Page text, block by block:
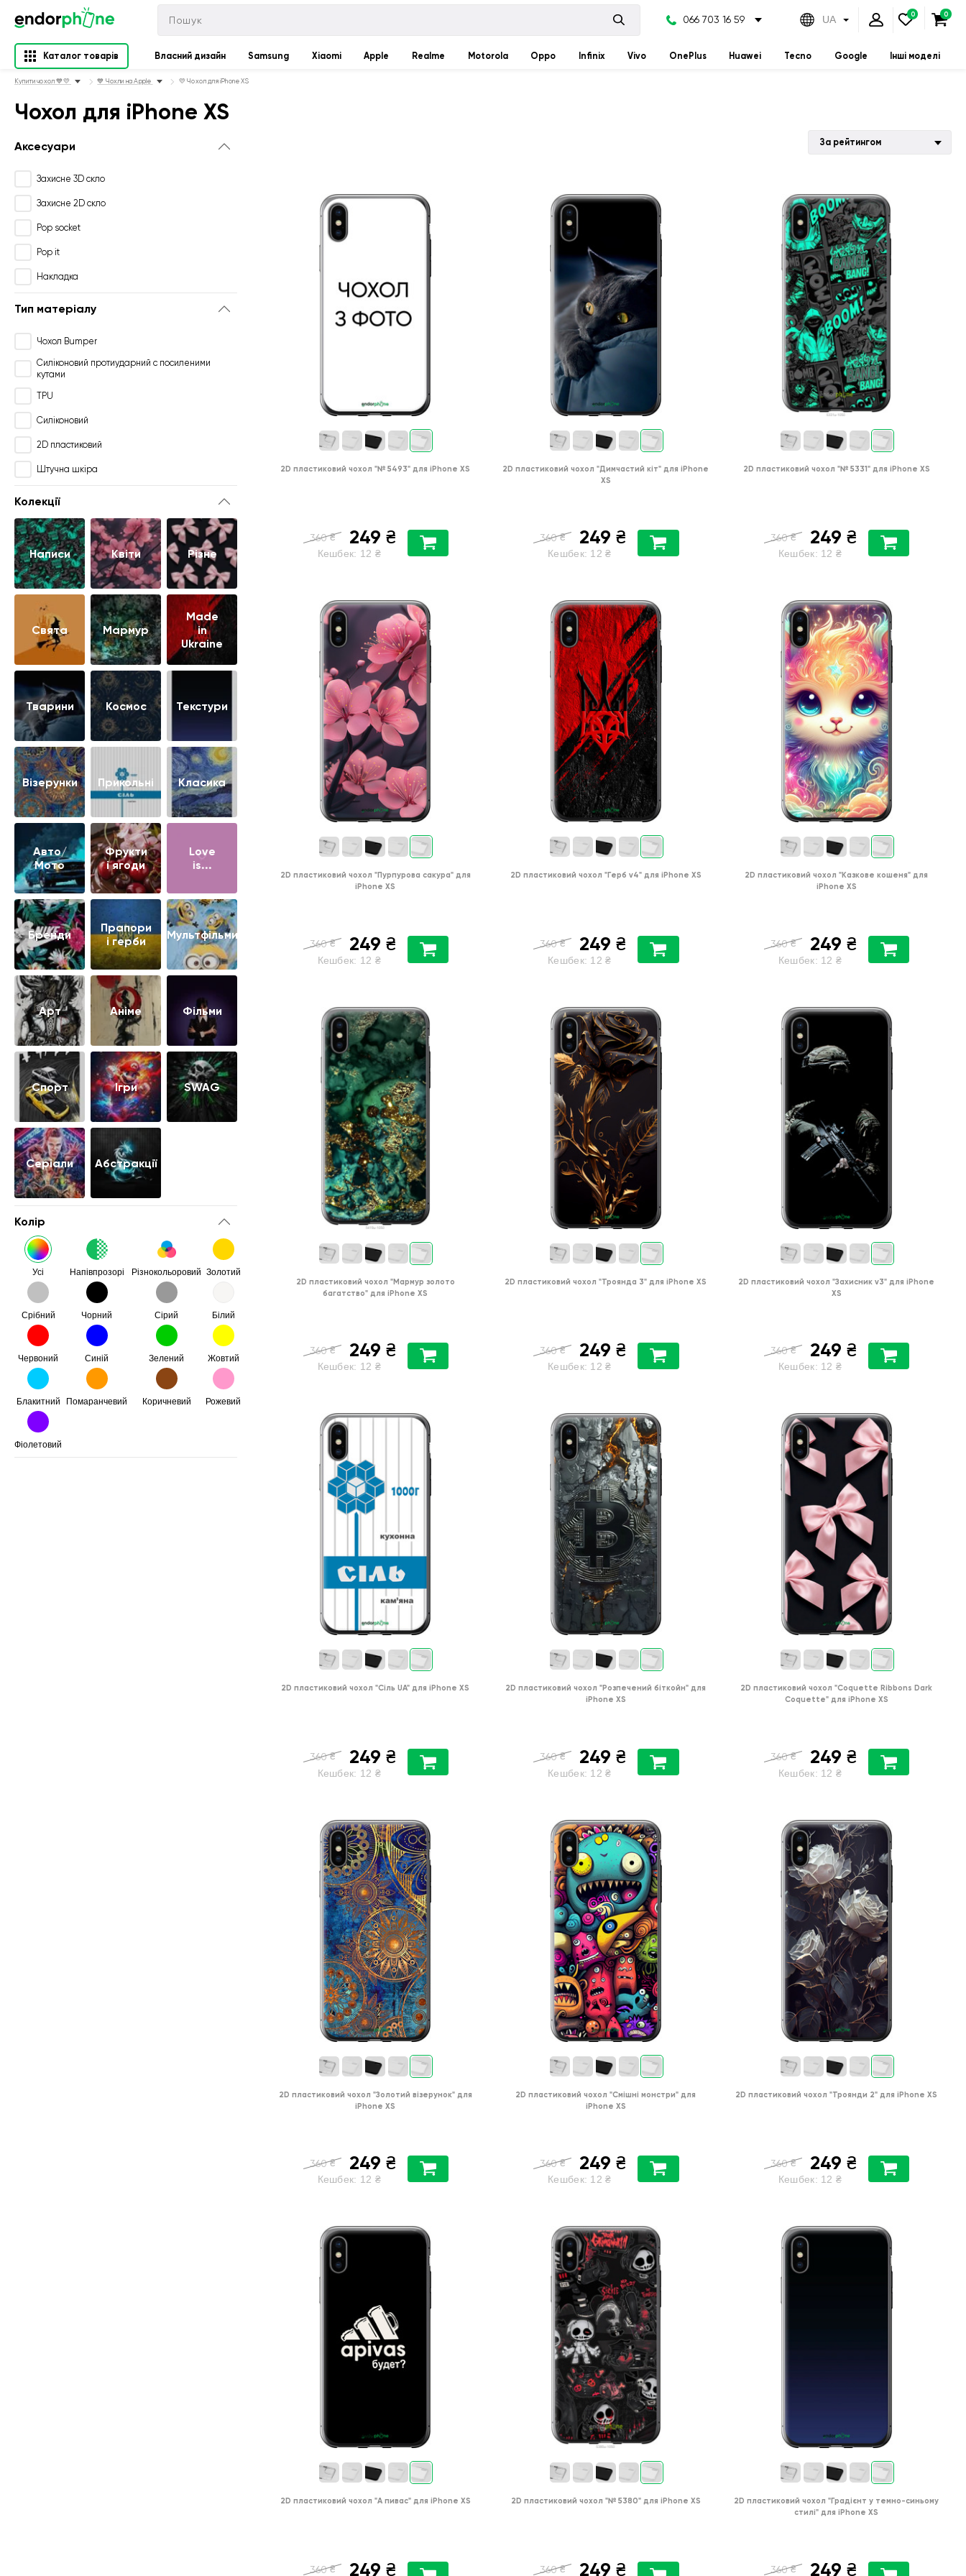
066 703 16 59 UA
Каталог товарів Власний дизайн Samsung Xiaomi Apple Realme Motorola Oppo Infinix Vivo OnePlus Huawei Tecno Google Інші моделі
Купити чохол 💙💛 💙 Чохли на Apple 💛 Чохол для iPhone XS
Чохол для iPhone XS
Аксесуари
Захисне 3D скло
Захисне 2D скло
Pop socket
Pop it
Накладка
Тип матеріалу
Чохол Bumper
Силіконовий протиударний с посиленими
кутами
TPU
Силіконовий
2D пластиковий
Штучна шкіра
Колекції
Написи Квіти Різне
Свята Мармур
Made
in
Ukraine
Тварини Космос Текстури
Візерунки Прикольні Класика
Авто/
Мото
Фрукти
і ягоди
Love
is...
Бренди
Прапори
і герби
Мультфільми
Арт Аніме Фільми
Cпорт Ігри SWAG
Серіали Абстракції
Колір
Усі Напівпрозорі Різнокольоровий Золотий
Срібний Чорний Сірий Білий
Червоний Синій Зелений Жовтий
Блакитний Помаранчевий Коричневий Рожевий
Фіолетовий
За рейтингом
2D пластиковий чохол "№ 5493" для iPhone XS
360 ₴ 249 ₴
Кешбек: 12 ₴
2D пластиковий чохол "Димчастий кіт" для iPhone
XS
360 ₴ 249 ₴
Кешбек: 12 ₴
2D пластиковий чохол "№ 5331" для iPhone XS
360 ₴ 249 ₴
Кешбек: 12 ₴
2D пластиковий чохол "Пурпурова сакура" для
iPhone XS
360 ₴ 249 ₴
Кешбек: 12 ₴
2D пластиковий чохол "Герб v4" для iPhone XS
360 ₴ 249 ₴
Кешбек: 12 ₴
2D пластиковий чохол "Казкове кошеня" для
iPhone XS
360 ₴ 249 ₴
Кешбек: 12 ₴
2D пластиковий чохол "Мармур золото
багатство" для iPhone XS
360 ₴ 249 ₴
Кешбек: 12 ₴
2D пластиковий чохол "Троянда 3" для iPhone XS
360 ₴ 249 ₴
Кешбек: 12 ₴
2D пластиковий чохол "Захисник v3" для iPhone
XS
360 ₴ 249 ₴
Кешбек: 12 ₴
2D пластиковий чохол "Сіль UA" для iPhone XS
360 ₴ 249 ₴
Кешбек: 12 ₴
2D пластиковий чохол "Розпечений біткойн" для
iPhone XS
360 ₴ 249 ₴
Кешбек: 12 ₴
2D пластиковий чохол "Coquette Ribbons Dark
Coquette" для iPhone XS
360 ₴ 249 ₴
Кешбек: 12 ₴
2D пластиковий чохол "Золотий візерунок" для
iPhone XS
360 ₴ 249 ₴
Кешбек: 12 ₴
2D пластиковий чохол "Смішні монстри" для
iPhone XS
360 ₴ 249 ₴
Кешбек: 12 ₴
2D пластиковий чохол "Троянди 2" для iPhone XS
360 ₴ 249 ₴
Кешбек: 12 ₴
2D пластиковий чохол "А пивас" для iPhone XS
360 ₴ 249 ₴
2D пластиковий чохол "№ 5380" для iPhone XS
360 ₴ 249 ₴
2D пластиковий чохол "Градієнт у темно-синьому
стилі" для iPhone XS
360 ₴ 249 ₴